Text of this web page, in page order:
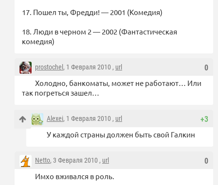
17. Пошел ты, Фредди! — 2001 (Комедия)
18. Люди в черном 2 — 2002 (Фантастическая
комедия)
0
prostochel , 1 Февраля 2010 , url
Холодно, банкоматы, может не работают… Или
так погреться зашел…
+3
Alexei, 1 Февраля 2010 , url
У каждой страны должен быть свой Галкин
0
Netto, 3 Февраля 2010 , url
Имхо вживался в роль.